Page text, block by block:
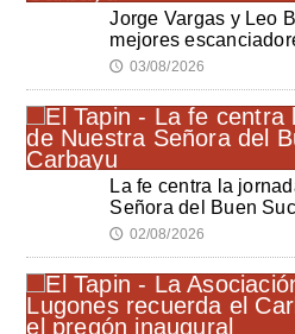
Jorge Vargas y Leo
mejores
🕔 03/08/2026
La fe centra la
Señora del Buen
🕔 02/08/2026